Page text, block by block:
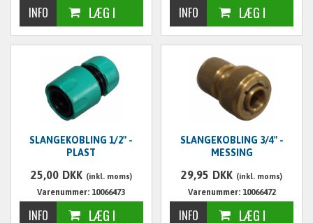
SLANGEKOBLING 1/2" -
PLAST
25,00 DKK (inkl. moms)
Varenummer: 10066473
SLANGEKOBLING 3/4" -
MESSING
29,95 DKK (inkl. moms)
Varenummer: 10066472